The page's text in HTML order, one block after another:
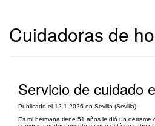
Cuidadoras de
Servicio de cuidado
Publicado el 12-1-2026 en Sevilla (Sevilla)
Es mi hermana tiene 51 años le dió un derrame